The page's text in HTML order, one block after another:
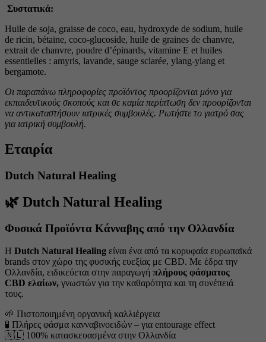
Συστατικά:
Huile de soja, graisse de coco, eau, hydroxyde de sodium, huile
de ricin, bétaïne, coco-glucoside, huile de graines de chanvre,
extrait de chanvre, poudre d’épinards, vitamine E et huiles
essentielles : amyris, lavande, sauge sclarée, ylang-ylang et
bergamote.
Οι παραπάνω πληροφορίες προϊόντος προορίζονται μόνο για
εκπαιδευτικούς σκοπούς και σε καμία περίπτωση δεν προορίζονται
να αντικαταστήσουν ιατρικές συμβουλές. Ρωτήστε το γιατρό σας
για ιατρική συμβουλή.
Εταιρία
Dutch Natural Healing
🌿 Dutch Natural Healing
Φυσικά Προϊόντα Κάνναβης από την Ολλανδία
Η Dutch Natural Healing είναι ένα από τα κορυφαία ευρωπαϊκά
brands στον χώρο της φυσικής ευεξίας με CBD. Με έδρα την
Ολλανδία, ειδικεύεται στην παραγωγή πλήρους φάσματος
CBD ελαίων, γνωστών για την καθαρότητα και τη συνέπειά
τους.
🌱 Πιστοποιημένη οργανική καλλιέργεια
🧪 Πλήρες φάσμα κανναβινοειδών – για entourage effect
🇳🇱 100% κατασκευασμένα στην Ολλανδία